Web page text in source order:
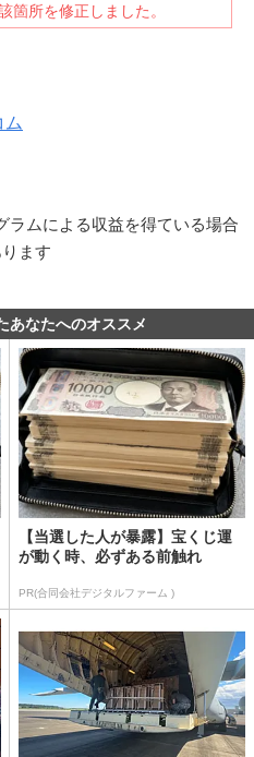
箇所を修正しました。
ム
ラムによる収益を得ている場合
ます
あなたへのオススメ
【当選した人が暴露】宝くじ運
が動く時、必ずある前触れ
PR(合同会社デジタルファーム )